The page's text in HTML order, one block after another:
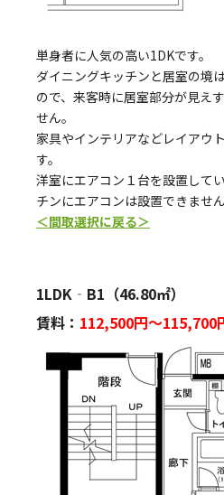
単身者に人気の高い1DKです。
ダイニングキッチンと居室の境
ので、来客時に居室部分が見え
せん。
家具やインテリアなどレイアウ
す。
洋室にエアコン１台を設置して
チンにエアコンは設置できません
＜間取選択に戻る＞
1LDK‐B1（46.80㎡）
賃料： 112,500円～115,700